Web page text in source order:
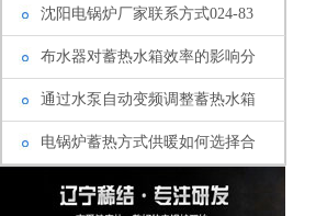
沈阳电锅炉厂家联系方式024-83
布水器对蓄热水箱效率的影响分
通过水泵自动变频调整蓄热水箱
电锅炉蓄热方式供暖如何选择合